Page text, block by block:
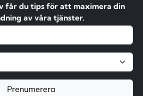
får du tips för att maximera din
av våra tjänster.
Prenumerera